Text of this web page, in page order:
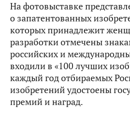
На фотовыставке
о запатентованных
которых принадлежит
разработки отмечены
российских и
входили в «100 лучших
каждый год отбираемых
изобретений удостоены
премий и наград.